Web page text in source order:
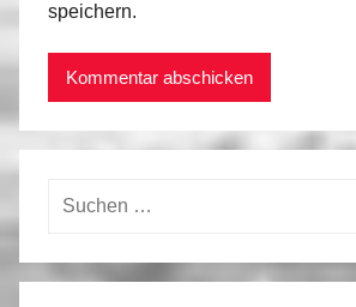
speichern.
Suchen